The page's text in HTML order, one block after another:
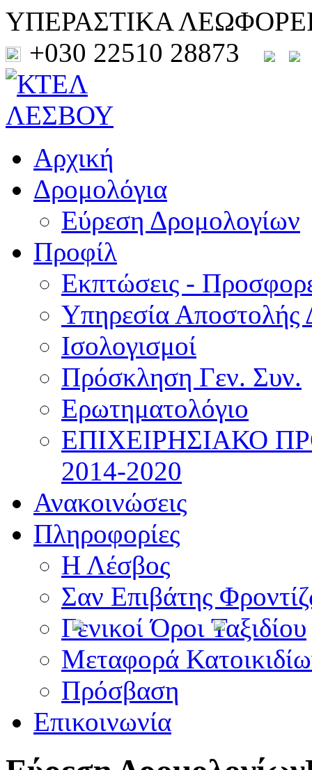
ΥΠΕΡΑΣΤΙΚΑ
+030 22510 28873
Αρχική
Δρομολόγια
Εύρεση Δρομολογίων
Προφίλ
Εκπτώσεις -
Υπηρεσία Αποστολής
Ισολογισμοί
Πρόσκληση Γεν. Συν.
Ερωτηματολόγιο
ΕΠΙΧΕΙΡΗΣΙΑΚΟ
2014-2020
Ανακοινώσεις
Πληροφορίες
Η Λέσβος
Σαν Επιβάτης
Γενικοί Όροι Ταξιδίου
Μεταφορά
Πρόσβαση
Επικοινωνία